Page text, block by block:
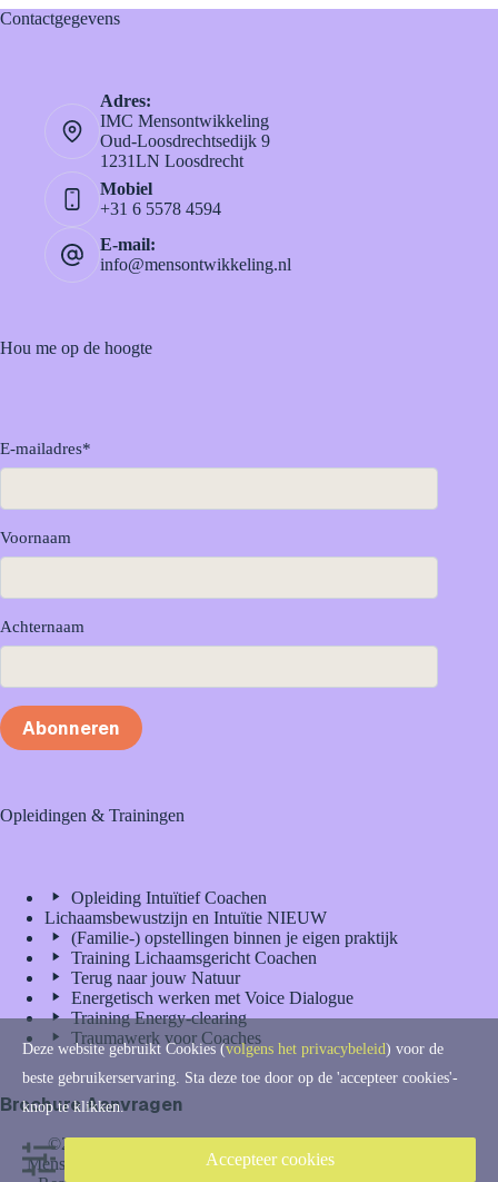
Contactgegevens
Adres:
IMC Mensontwikkeling
Oud-Loosdrechtsedijk 9
1231LN Loosdrecht
Mobiel
+31 6 5578 4594
E-mail:
info@mensontwikkeling.nl
Hou me op de hoogte
E-mailadres*
Voornaam
Achternaam
Abonneren
Opleidingen & Trainingen
Opleiding Intuïtief Coachen
Lichaamsbewustzijn en Intuïtie NIEUW
(Familie-) opstellingen binnen je eigen praktijk
Training Lichaamsgericht Coachen
Terug naar jouw Natuur
Energetisch werken met Voice Dialogue
Training Energy-clearing
Traumawerk voor Coaches
Brochure Aanvragen
©2026 - IMC
Mensontwikkeling |
Privacyreglement
Klachtenreglement
Deze website gebruikt Cookies (volgens het privacybeleid) voor de
beste gebruikerservaring. Sta deze toe door op de 'accepteer cookies'-
knop te klikken.
Accepteer cookies